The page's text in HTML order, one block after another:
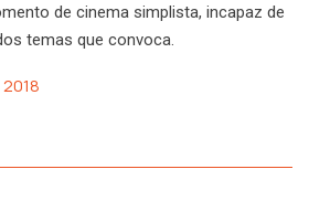
de cinema simplista, incapaz de
temas que convoca.
2018